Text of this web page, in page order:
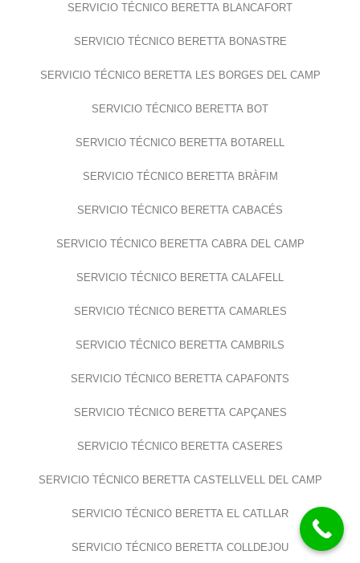
SERVICIO TÉCNICO BERETTA BLANCAFORT
SERVICIO TÉCNICO BERETTA BONASTRE
SERVICIO TÉCNICO BERETTA LES BORGES DEL CAMP
SERVICIO TÉCNICO BERETTA BOT
SERVICIO TÉCNICO BERETTA BOTARELL
SERVICIO TÉCNICO BERETTA BRÀFIM
SERVICIO TÉCNICO BERETTA CABACÉS
SERVICIO TÉCNICO BERETTA CABRA DEL CAMP
SERVICIO TÉCNICO BERETTA CALAFELL
SERVICIO TÉCNICO BERETTA CAMARLES
SERVICIO TÉCNICO BERETTA CAMBRILS
SERVICIO TÉCNICO BERETTA CAPAFONTS
SERVICIO TÉCNICO BERETTA CAPÇANES
SERVICIO TÉCNICO BERETTA CASERES
SERVICIO TÉCNICO BERETTA CASTELLVELL DEL CAMP
SERVICIO TÉCNICO BERETTA EL CATLLAR
SERVICIO TÉCNICO BERETTA COLLDEJOU